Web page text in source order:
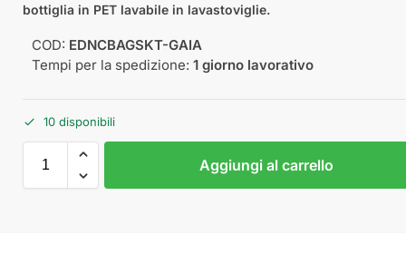
bottiglia in PET lavabile in lavastoviglie.
COD: EDNCBAGSKT-GAIA
Tempi per la spedizione: 1 giorno lavorativo
10 disponibili
Aggiungi al carrello